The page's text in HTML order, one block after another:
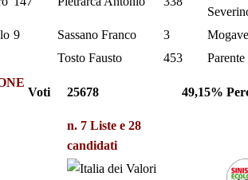
9 Sassano Franco 3
Tosto Fausto 453
Voti 25678 49,15%
n. 7 Liste e 28
candidati